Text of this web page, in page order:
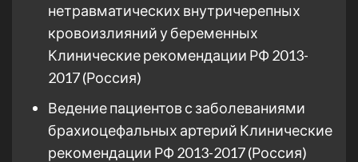
нетравматических внутричерепных
кровоизлияний у беременных
Клинические рекомендации РФ 2013-
2017 (Россия)
Ведение пациентов с заболеваниями
брахиоцефальных артерий Клинические
рекомендации РФ 2013-2017 (Россия)